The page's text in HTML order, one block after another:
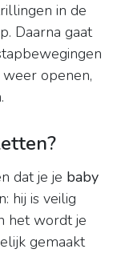
in de
Daarna gaat
openen,
dat je je baby
hij is veilig
het wordt je
gemaakt